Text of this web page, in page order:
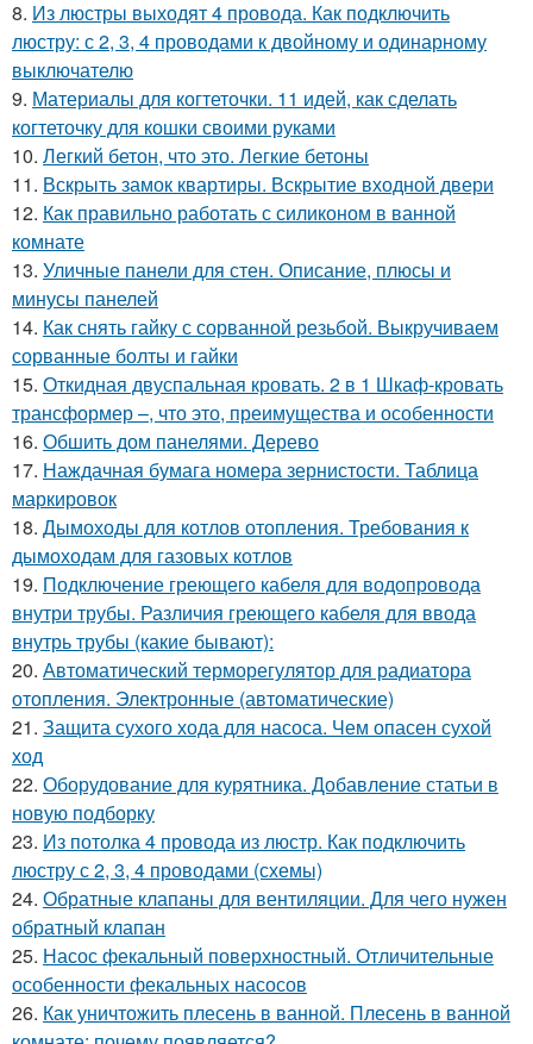
8. Из люстры выходят 4 провода. Как подключить
люстру: с 2, 3, 4 проводами к двойному и одинарному
выключателю
9. Материалы для когтеточки. 11 идей, как сделать
когтеточку для кошки своими руками
10. Легкий бетон, что это. Легкие бетоны
11. Вскрыть замок квартиры. Вскрытие входной двери
12. Как правильно работать с силиконом в ванной
комнате
13. Уличные панели для стен. Описание, плюсы и
минусы панелей
14. Как снять гайку с сорванной резьбой. Выкручиваем
сорванные болты и гайки
15. Откидная двуспальная кровать. 2 в 1 Шкаф-кровать
трансформер –, что это, преимущества и особенности
16. Обшить дом панелями. Дерево
17. Наждачная бумага номера зернистости. Таблица
маркировок
18. Дымоходы для котлов отопления. Требования к
дымоходам для газовых котлов
19. Подключение греющего кабеля для водопровода
внутри трубы. Различия греющего кабеля для ввода
внутрь трубы (какие бывают):
20. Автоматический терморегулятор для радиатора
отопления. Электронные (автоматические)
21. Защита сухого хода для насоса. Чем опасен сухой
ход
22. Оборудование для курятника. Добавление статьи в
новую подборку
23. Из потолка 4 провода из люстр. Как подключить
люстру с 2, 3, 4 проводами (схемы)
24. Обратные клапаны для вентиляции. Для чего нужен
обратный клапан
25. Насос фекальный поверхностный. Отличительные
особенности фекальных насосов
26. Как уничтожить плесень в ванной. Плесень в ванной